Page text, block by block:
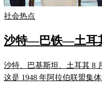
社会热点
沙特—巴铁—土耳
沙特、巴基斯坦、土耳其 8
这是 1948 年阿拉伯联盟集